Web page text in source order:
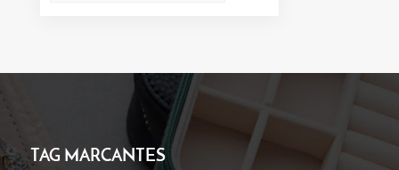
TAG MARCANTES